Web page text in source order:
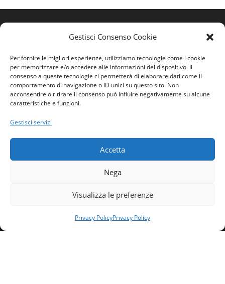
Gestisci Consenso Cookie
Per fornire le migliori esperienze, utilizziamo tecnologie come i cookie
per memorizzare e/o accedere alle informazioni del dispositivo. Il
consenso a queste tecnologie ci permetterà di elaborare dati come il
comportamento di navigazione o ID unici su questo sito. Non
acconsentire o ritirare il consenso può influire negativamente su alcune
caratteristiche e funzioni.
Gestisci servizi
Accetta
Nega
Visualizza le preferenze
Privacy PolicyPrivacy Policy
Home
Ordine
Contatti
Domande generiche e commenti:contattaci